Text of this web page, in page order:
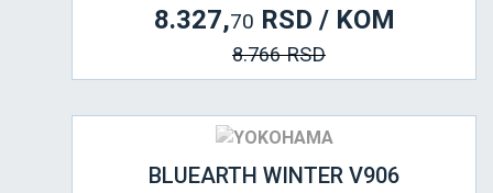
8.327,70 RSD / KOM
8.766 RSD
BLUEARTH WINTER V906